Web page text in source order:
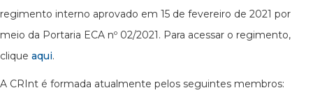
regimento interno aprovado em 15 de fevereiro de 2021 por
meio da Portaria ECA nº 02/2021. Para acessar o regimento,
clique aqui.
A CRInt é formada atualmente pelos seguintes membros: